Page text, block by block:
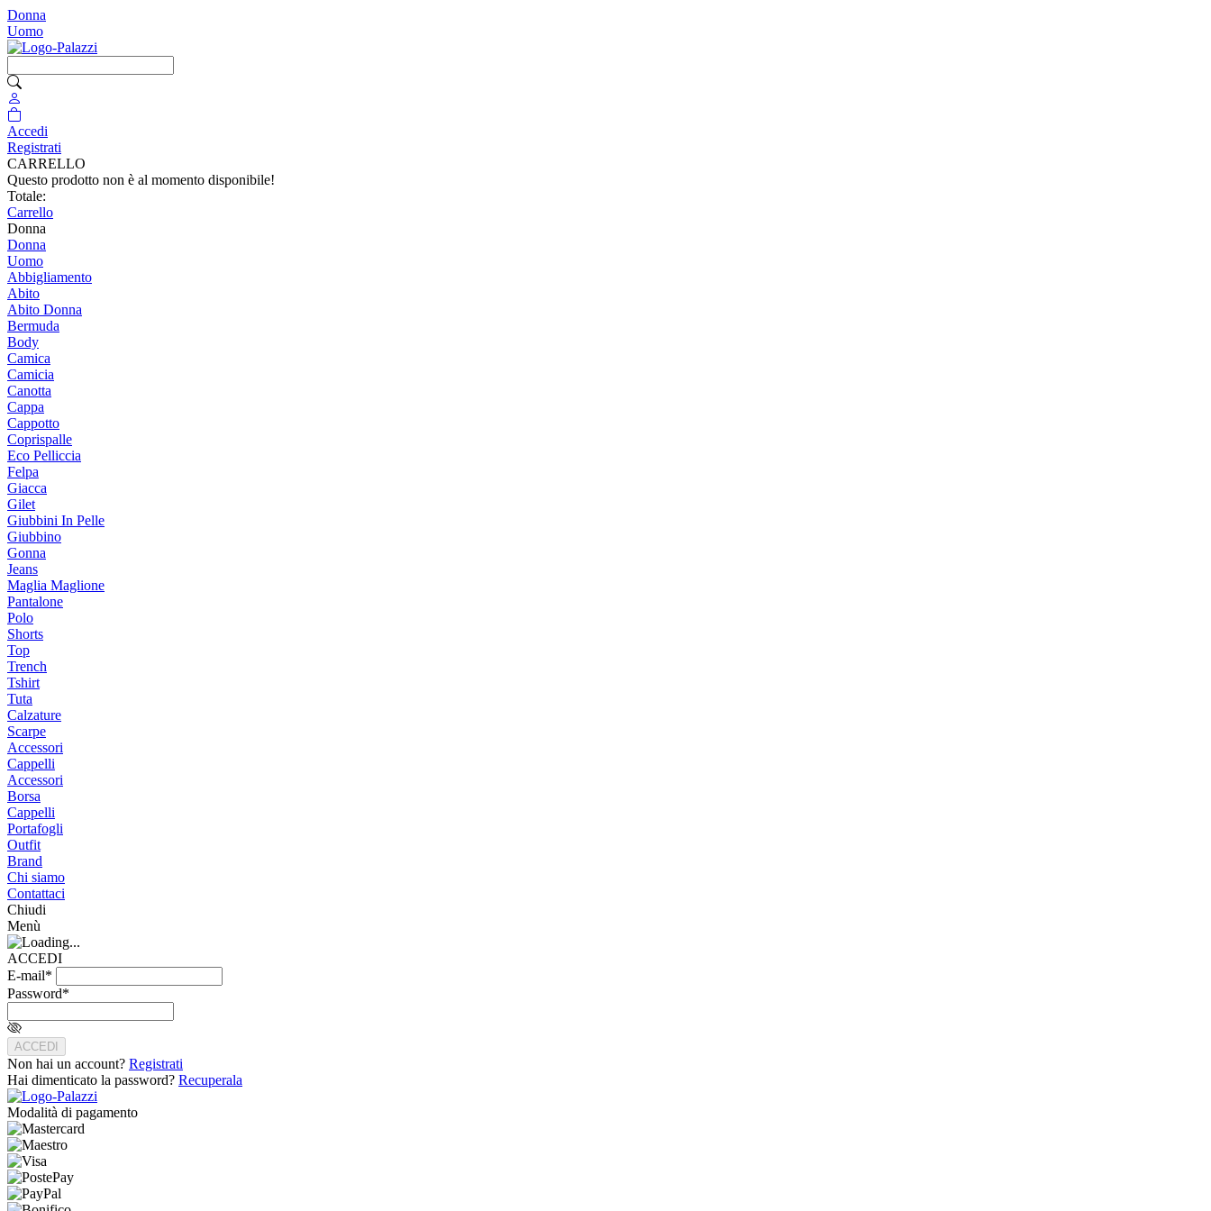
Donna
Uomo
Accedi
Registrati
CARRELLO
Questo prodotto non è al momento disponibile!
Totale:
Carrello
Donna
Donna
Uomo
Abbigliamento
Abito
Abito Donna
Bermuda
Body
Camica
Camicia
Canotta
Cappa
Cappotto
Coprispalle
Eco Pelliccia
Felpa
Giacca
Gilet
Giubbini In Pelle
Giubbino
Gonna
Jeans
Maglia Maglione
Pantalone
Polo
Shorts
Top
Trench
Tshirt
Tuta
Calzature
Scarpe
Accessori
Cappelli
Accessori
Borsa
Cappelli
Portafogli
Outfit
Brand
Chi siamo
Contattaci
Chiudi
Menù
ACCEDI
E-mail*
Password*
ACCEDI
Non hai un account? Registrati
Hai dimenticato la password? Recuperala
Modalità di pagamento